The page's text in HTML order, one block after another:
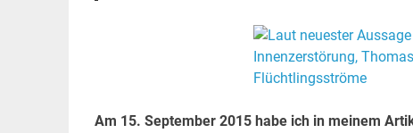
Am 15. September 2015 habe ich in meinem